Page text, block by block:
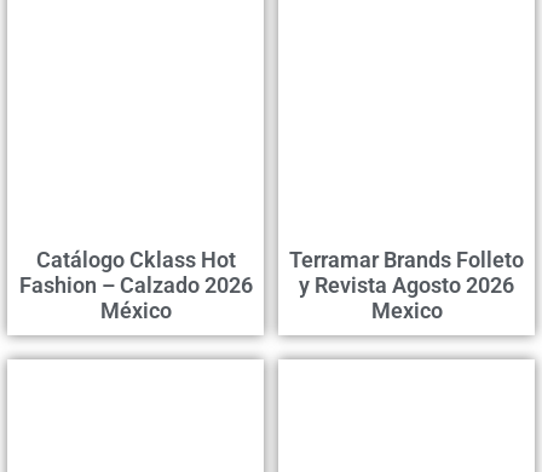
Catálogo Cklass Hot
Fashion – Calzado 2026
México
Terramar Brands Folleto
y Revista Agosto 2026
Mexico